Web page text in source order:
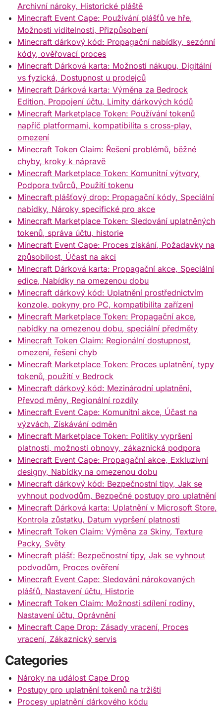
Archivní nároky, Historické pláště
Minecraft Event Cape: Používání plášťů ve hře,
Možnosti viditelnosti, Přizpůsobení
Minecraft dárkový kód: Propagační nabídky, sezónní
kódy, ověřovací proces
Minecraft Dárková karta: Možnosti nákupu, Digitální
vs fyzická, Dostupnost u prodejců
Minecraft Dárková karta: Výměna za Bedrock
Edition, Propojení účtu, Limity dárkových kódů
Minecraft Marketplace Token: Používání tokenů
napříč platformami, kompatibilita s cross-play,
omezení
Minecraft Token Claim: Řešení problémů, běžné
chyby, kroky k nápravě
Minecraft Marketplace Token: Komunitní výtvory,
Podpora tvůrců, Použití tokenu
Minecraft plášťový drop: Propagační kódy, Speciální
nabídky, Nároky specifické pro akce
Minecraft Marketplace Token: Sledování uplatněných
tokenů, správa účtu, historie
Minecraft Event Cape: Proces získání, Požadavky na
způsobilost, Účast na akci
Minecraft Dárková karta: Propagační akce, Speciální
edice, Nabídky na omezenou dobu
Minecraft dárkový kód: Uplatnění prostřednictvím
konzole, pokyny pro PC, kompatibilita zařízení
Minecraft Marketplace Token: Propagační akce,
nabídky na omezenou dobu, speciální předměty
Minecraft Token Claim: Regionální dostupnost,
omezení, řešení chyb
Minecraft Marketplace Token: Proces uplatnění, typy
tokenů, použití v Bedrock
Minecraft dárkový kód: Mezinárodní uplatnění,
Převod měny, Regionální rozdíly
Minecraft Event Cape: Komunitní akce, Účast na
výzvách, Získávání odměn
Minecraft Marketplace Token: Politiky vypršení
platnosti, možnosti obnovy, zákaznická podpora
Minecraft Event Cape: Propagační akce, Exkluzivní
designy, Nabídky na omezenou dobu
Minecraft dárkový kód: Bezpečnostní tipy, Jak se
vyhnout podvodům, Bezpečné postupy pro uplatnění
Minecraft Dárková karta: Uplatnění v Microsoft Store,
Kontrola zůstatku, Datum vypršení platnosti
Minecraft Token Claim: Výměna za Skiny, Texture
Packy, Světy
Minecraft plášť: Bezpečnostní tipy, Jak se vyhnout
podvodům, Proces ověření
Minecraft Event Cape: Sledování nárokovaných
plášťů, Nastavení účtu, Historie
Minecraft Token Claim: Možnosti sdílení rodiny,
Nastavení účtu, Oprávnění
Minecraft Cape Drop: Zásady vracení, Proces
vracení, Zákaznický servis
Categories
Nároky na událost Cape Drop
Postupy pro uplatnění tokenů na tržišti
Procesy uplatnění dárkového kódu